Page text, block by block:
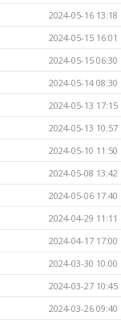
2024-05-16 13:18
2024-05-15 16:01
2024-05-15 06:30
2024-05-14 08:30
2024-05-13 17:15
2024-05-13 10:57
2024-05-10 11:50
2024-05-08 13:42
2024-05-06 17:40
2024-04-29 11:11
2024-04-17 17:00
2024-03-30 10:00
2024-03-27 10:45
2024-03-26 09:40